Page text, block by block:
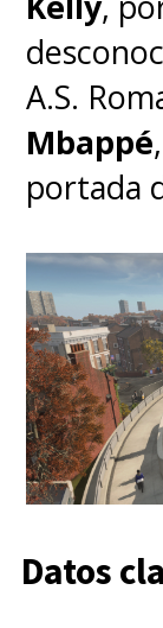
A.S.
Mbappé
portada
Datos